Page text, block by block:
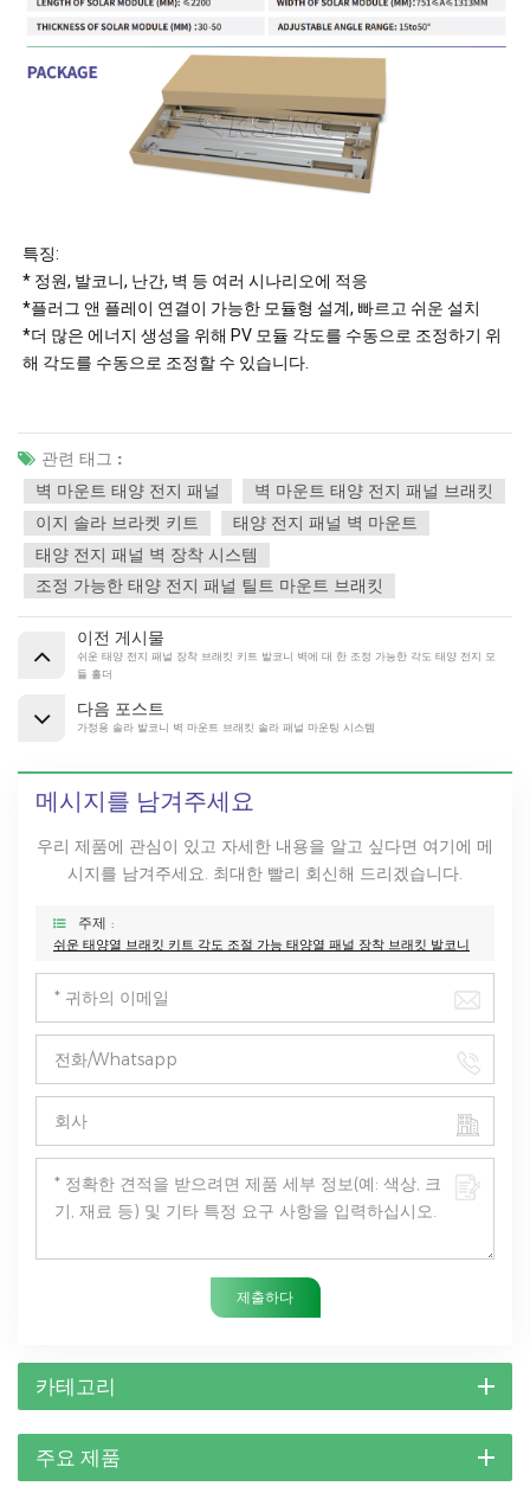
특징:
* 정원, 발코니, 난간, 벽 등 여러 시나리오에 적응
*플러그 앤 플레이 연결이 가능한 모듈형 설계, 빠르고 쉬운 설치
*더 많은 에너지 생성을 위해 PV 모듈 각도를 수동으로 조정하기 위
해 각도를 수동으로 조정할 수 있습니다.
관련 태그 :
벽 마운트 태양 전지 패널
벽 마운트 태양 전지 패널 브래킷
이지 솔라 브라켓 키트
태양 전지 패널 벽 마운트
태양 전지 패널 벽 장착 시스템
조정 가능한 태양 전지 패널 틸트 마운트 브래킷
이전 게시물
쉬운 태양 전지 패널 장착 브래킷 키트 발코니 벽에 대 한 조정 가능한 각도 태양 전지 모
듈 홀더
다음 포스트
가정용 솔라 발코니 벽 마운트 브래킷 솔라 패널 마운팅 시스템
메시지를 남겨주세요
우리 제품에 관심이 있고 자세한 내용을 알고 싶다면 여기에 메
시지를 남겨주세요. 최대한 빨리 회신해 드리겠습니다.
주제 :
쉬운 태양열 브래킷 키트 각도 조절 가능 태양열 패널 장착 브래킷 발코니
제출하다
카테고리
주요 제품